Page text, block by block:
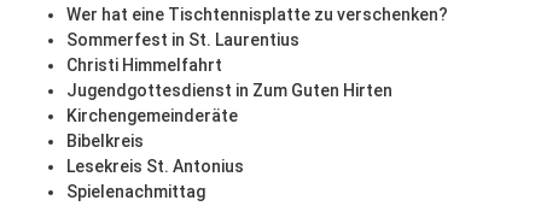
Wer hat eine Tischtennisplatte zu verschenken?
Sommerfest in St. Laurentius
Christi Himmelfahrt
Jugendgottesdienst in Zum Guten Hirten
Kirchengemeinderäte
Bibelkreis
Lesekreis St. Antonius
Spielenachmittag